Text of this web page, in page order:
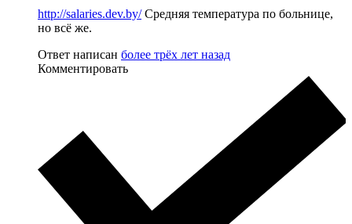
http://salaries.dev.by/Средняя температура по больнице,
но всё же.
Ответ написан более трёх лет назад
Комментировать